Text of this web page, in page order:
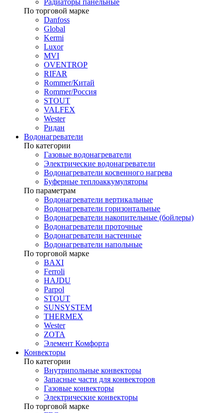
Радиаторы панельные
По торговой марке
Danfoss
Global
Kermi
Luxor
MVI
OVENTROP
RIFAR​
Rommer/Китай
Rommer/Россия
STOUT
VALFEX
Wester
Ридан
Водонагреватели
По категории
Газовые водонагреватели
Электрические водонагреватели
Водонагреватели косвенного нагрева
Буферные теплоаккумуляторы
По параметрам
Водонагреватели вертикальные
Водонагреватели горизонтальные
Водонагреватели накопительные (бойлеры)
Водонагреватели проточные
Водонагреватели настенные
Водонагреватели напольные
По торговой марке
BAXI
Ferroli
HAJDU
Parpol
STOUT
SUNSYSTEM
THERMEX
Wester
ZOTA
Элемент Комфорта
Конвекторы
По категории
Внутрипольные конвекторы
Запасные части для конвекторов
Газовые конвекторы
Электрические конвекторы
По торговой марке